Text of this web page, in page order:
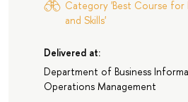
Category 'Best Course for
and Skills'
Delivered at:
Department of Business
Operations Management